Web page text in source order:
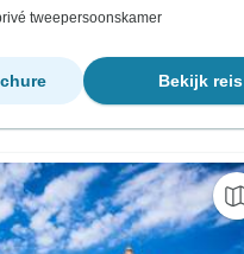
tweepersoonskamer
Bekijk reis